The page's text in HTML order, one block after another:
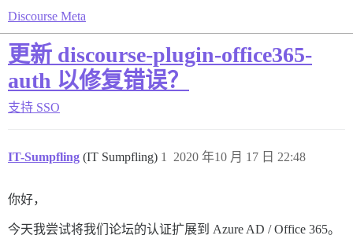
Discourse Meta
更新 discourse-plugin-office365-
auth 以修复错误？
支持 SSO
IT-Sumpfling (IT Sumpfling) 2020 年10 月 17 日 22:48
1
你好，
今天我尝试将我们论坛的认证扩展到 Azure AD / Office 365。